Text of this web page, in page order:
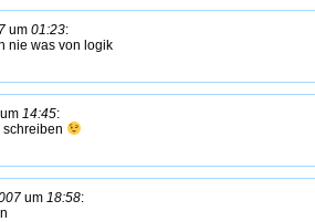
um 01:23:
nie was von logik
um 14:45:
schreiben
um 18:58: